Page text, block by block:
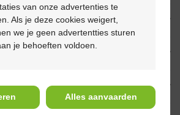
van onze advertenties te
Als je deze cookies weigert,
we je geen advertentties sturen
je behoeften voldoen.
Alles aanvaarden